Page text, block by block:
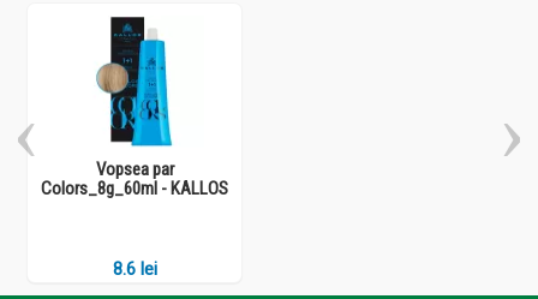
Vopsea par
Colors_8g_60ml - KALLOS
8.6 lei